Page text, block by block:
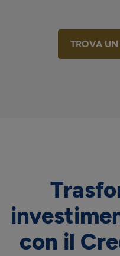
TROVA
con il